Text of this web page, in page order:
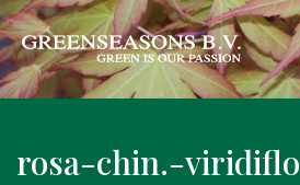
rosa-chin.-